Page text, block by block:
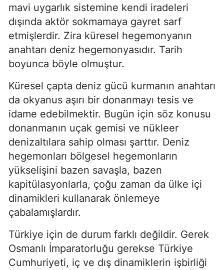
mavi uygarlık sistemine kendi iradeleri
dışında aktör sokmamaya gayret sarf
etmişlerdir. Zira küresel hegemonyanın
anahtarı deniz hegemonyasıdır. Tarih
boyunca böyle olmuştur.
Küresel çapta deniz gücü kurmanın anahtarı
da okyanus aşırı bir donanmayı tesis ve
idame edebilmektir. Bugün için söz konusu
donanmanın uçak gemisi ve nükleer
denizaltılara sahip olması şarttır. Deniz
hegemonları bölgesel hegemonların
yükselişini bazen savaşla, bazen
kapitülasyonlarla, çoğu zaman da ülke içi
dinamikleri kullanarak önlemeye
çabalamışlardır.
Türkiye için de durum farklı değildir. Gerek
Osmanlı İmparatorluğu gerekse Türkiye
Cumhuriyeti, iç ve dış dinamiklerin işbirliği